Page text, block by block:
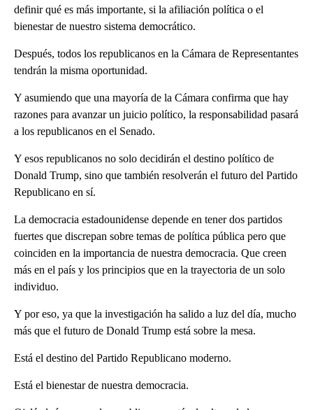
definir qué es más importante, si la afiliación política o el
bienestar de nuestro sistema democrático.
Después, todos los republicanos en la Cámara de Representantes
tendrán la misma oportunidad.
Y asumiendo que una mayoría de la Cámara confirma que hay
razones para avanzar un juicio político, la responsabilidad pasará
a los republicanos en el Senado.
Y esos republicanos no solo decidirán el destino político de
Donald Trump, sino que también resolverán el futuro del Partido
Republicano en sí.
La democracia estadounidense depende en tener dos partidos
fuertes que discrepan sobre temas de política pública pero que
coinciden en la importancia de nuestra democracia. Que creen
más en el país y los principios que en la trayectoria de un solo
individuo.
Y por eso, ya que la investigación ha salido a luz del día, mucho
más que el futuro de Donald Trump está sobre la mesa.
Está el destino del Partido Republicano moderno.
Está el bienestar de nuestra democracia.